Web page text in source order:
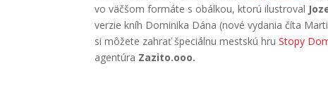
vo väčšom formáte s obálkou, ktorú ilustroval
verzie kníh Dominika Dána (nové vydania číta
si môžete zahrať špeciálnu mestskú hruStopy
agentúra Zazito.ooo.